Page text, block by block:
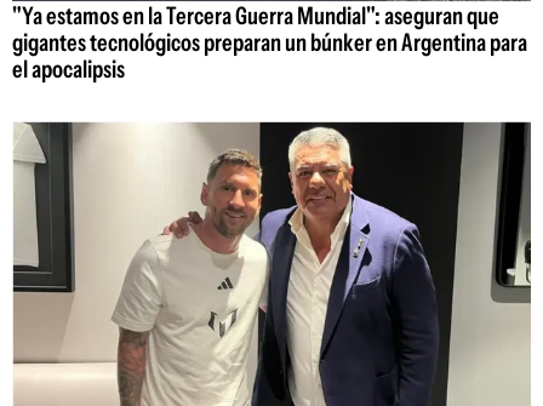
"Ya estamos en la Tercera Guerra Mundial": aseguran que
gigantes tecnológicos preparan un búnker en Argentina para
el apocalipsis